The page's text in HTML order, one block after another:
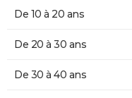
De 10 à 20 ans
De 20 à 30 ans
De 30 à 40 ans